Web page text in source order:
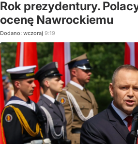
Rok prezydentury.
ocenę Nawrockiemu
Dodano: wczoraj 9:19